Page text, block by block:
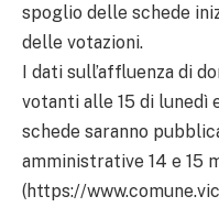
spoglio delle schede
delle votazioni.
I dati sull’affluenza di
votanti alle 15 di lunedì
schede saranno
amministrative 14 e 15
(https://